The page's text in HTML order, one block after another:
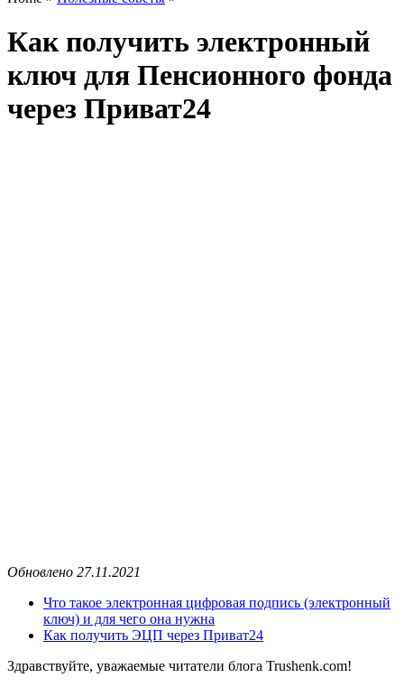
Как получить электронный
ключ для Пенсионного фонда
через Приват24
Обновлено 27.11.2021
Что такое электронная цифровая подпись (электронный
ключ) и для чего она нужна
Как получить ЭЦП через Приват24
Здравствуйте, уважаемые читатели блога Trushenk.com!